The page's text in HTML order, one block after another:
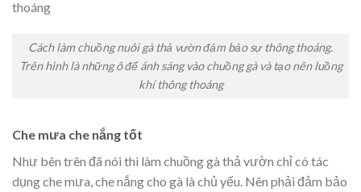
Cách làm chuồng nuôi gà thả vườn đảm bảo sự thông thoáng.
Trên hình là những ô để ánh sáng vào chuồng gà và tạo nên luồng
khí thông thoáng
Che mưa che nắng tốt
Như bên trên đã nói thì làm chuồng gà thả vườn chỉ có tác
dụng che mưa, che nắng cho gà là chủ yếu. Nên phải đảm bảo